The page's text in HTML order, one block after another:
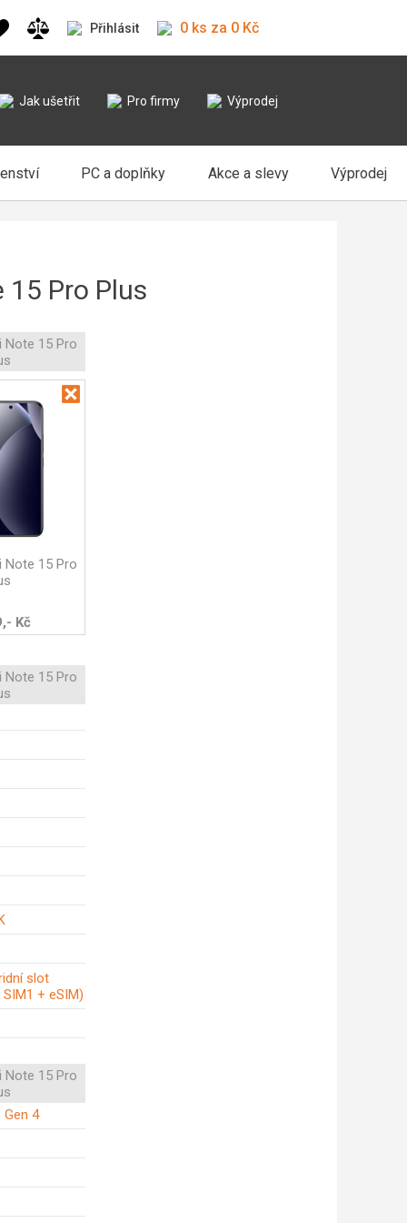
Přihlásit 0 ks za 0 Kč
Jak ušetřit Pro firmy Výprodej
PC a doplňky Akce a slevy Výprodej
Pro Plus
Note 15 Pro
Note 15 Pro
Kč
Note 15 Pro
slot
+ eSIM)
Note 15 Pro
Gen 4